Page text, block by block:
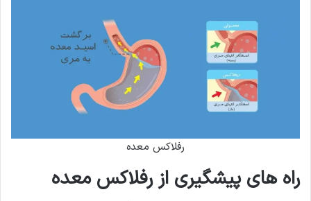
رفلاکس معده
راه های پیشگیری از رفلاکس معده